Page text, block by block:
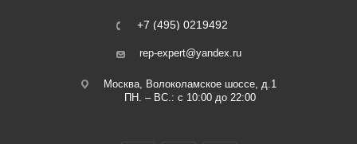
+7 (495) 0219492
rep-expert@yandex.ru
Москва, Волоколамское шоссе, д.1
ПН. – ВС.: с 10:00 до 22:00